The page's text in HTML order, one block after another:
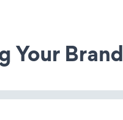
Your Brand